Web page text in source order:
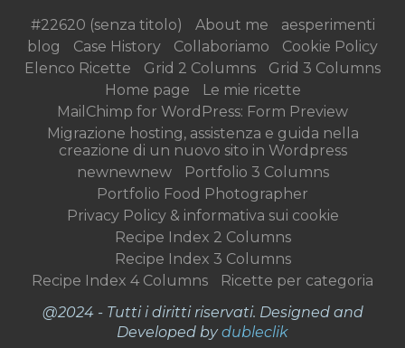
#22620 (senza titolo) About me
aesperimenti
blog
Case History Collaboriamo
Cookie Policy
Elenco Ricette
Grid 2 Columns
Grid 3 Columns
Home page
Le mie ricette
MailChimp for WordPress: Form Preview
Migrazione hosting, assistenza e guida nella
creazione di un nuovo sito in Wordpress
newnewnew
Portfolio 3 Columns
Portfolio Food Photographer
Privacy Policy & informativa sui cookie
Recipe Index 2 Columns
Recipe Index 3 Columns
Recipe Index 4 Columns
Ricette per categoria
@2024 - Tutti i diritti riservati. Designed and
Developed bydubleclik